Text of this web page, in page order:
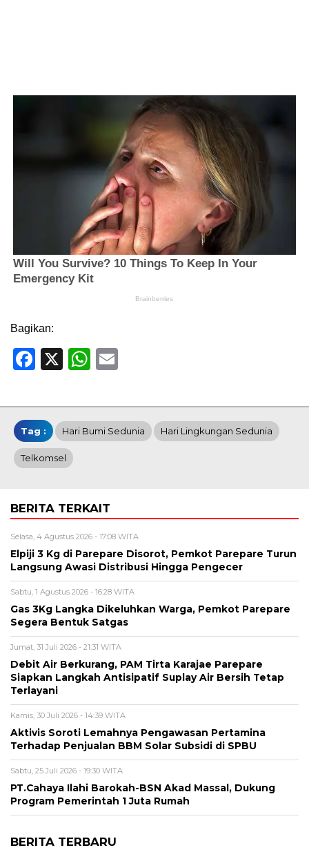
Bagikan:
Facebook
X WhatsApp
Tag : Hari Bumi Sedunia Hari Lingkungan Sedunia
Telkomsel
BERITA TERKAIT
Selasa, 4 Agustus 2026 - 17:08 WITA
Elpiji 3 Kg di Parepare Disorot, Pemkot Parepare Turun
Langsung Awasi Distribusi Hingga Pengecer
Sabtu, 1 Agustus 2026 - 16:28 WITA
Gas 3Kg Langka Dikeluhkan Warga, Pemkot Parepare
Segera Bentuk Satgas
Jumat, 31 Juli 2026 - 21:31 WITA
Debit Air Berkurang, PAM Tirta Karajae Parepare
Siapkan Langkah Antisipatif Suplay Air Bersih Tetap
Terlayani
Kamis, 30 Juli 2026 - 14:39 WITA
Aktivis Soroti Lemahnya Pengawasan Pertamina
Terhadap Penjualan BBM Solar Subsidi di SPBU
Sabtu, 25 Juli 2026 - 19:30 WITA
PT.Cahaya Ilahi Barokah-BSN Akad Massal, Dukung
Program Pemerintah 1 Juta Rumah
BERITA TERBARU